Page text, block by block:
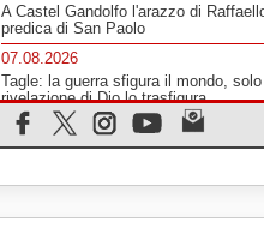
A Castel Gandolfo l'arazzo di
predica di San Paolo
07.08.2026
Tagle: la guerra sfigura il mondo,
rivelazione di Dio lo trasfigura
07.08.2026
Il Papa in Francia, quattro giorni
SIGNIS 2026, dare voce alle religiose